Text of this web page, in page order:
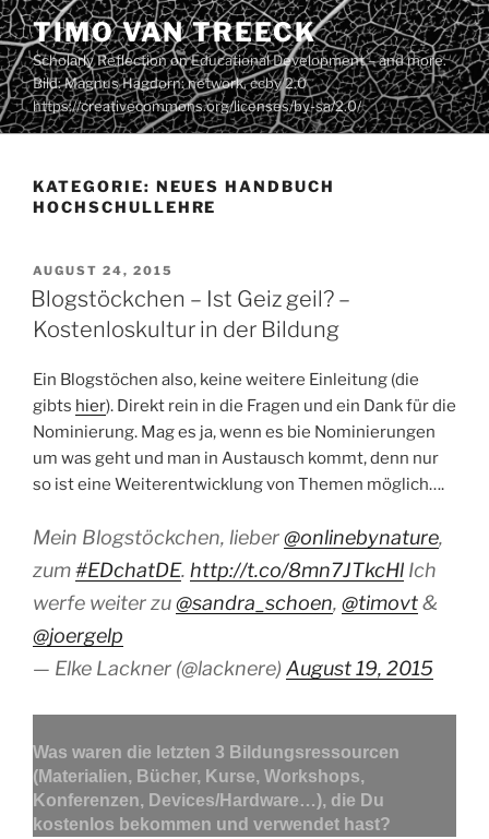
Zum
Inhalt
springen
TIMO VAN TREECK
Scholarly Reflection on Educational Development – and more.
Bild: Magnus Hagdorn: network. ccby 2.0
https://creativecommons.org/licenses/by-sa/2.0/
KATEGORIE: NEUES HANDBUCH
HOCHSCHULLEHRE
VERÖFFENTLICHT
AM
AUGUST 24, 2015
Blogstöckchen – Ist Geiz geil? –
Kostenloskultur in der Bildung
Ein Blogstöchen also, keine weitere Einleitung (die
gibts hier). Direkt rein in die Fragen und ein Dank für die
Nominierung. Mag es ja, wenn es bie Nominierungen
um was geht und man in Austausch kommt, denn nur
so ist eine Weiterentwicklung von Themen möglich….
Mein Blogstöckchen, lieber@onlinebynature,
zum#EDchatDE. http://t.co/8mn7JTkcHl Ich
werfe weiter zu@sandra_schoen, @timovt&
@joergelp
— Elke Lackner (@lacknere) August 19, 2015
Was waren die letzten 3 Bildungsressourcen
(Materialien, Bücher, Kurse, Workshops,
Konferenzen, Devices/Hardware…), die Du
kostenlos bekommen und verwendet hast?